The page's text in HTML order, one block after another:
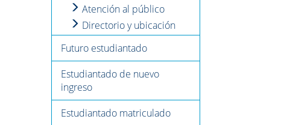
Atención al público
Directorio y ubicación
Futuro estudiantado
Estudiantado de nuevo
ingreso
Estudiantado matriculado